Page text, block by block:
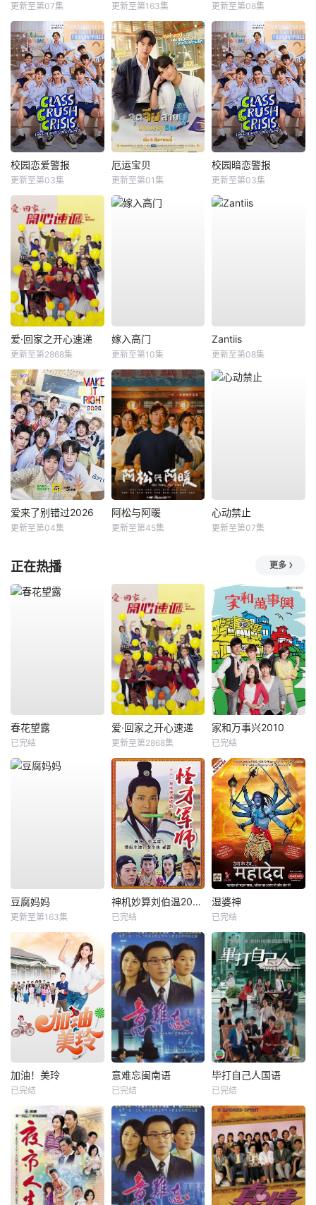
更新至第07集 更新至第163集 更新至第08集
校园恋爱警报
更新至第03集
厄运宝贝
更新至第01集
校园暗恋警报
更新至第03集
爱·回家之开心速递
更新至第2868集
嫁入高门
更新至第10集
Zantiis
更新至第08集
爱来了别错过2026
更新至第04集
阿松与阿暖
更新至第45集
心动禁止
更新至第07集
正在热播 更多
春花望露
已完结
爱·回家之开心速递
更新至第2868集
家和万事兴2010
已完结
豆腐妈妈
更新至第163集
神机妙算刘伯温2006
已完结
湿婆神
已完结
加油！美玲
已完结
意难忘闽南语
已完结
毕打自己人国语
已完结